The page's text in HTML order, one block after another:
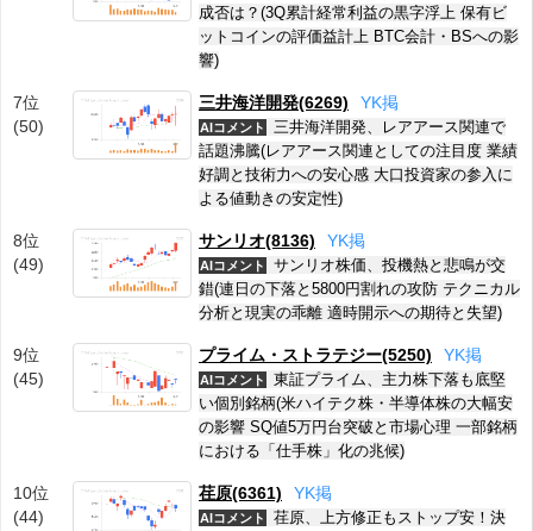
成否は？(3Q累計経常利益の黒字浮上 保有ビ
ットコインの評価益計上 BTC会計・BSへの影
響)
7位
(50)
三井海洋開発(6269) YK掲
AIコメント
三井海洋開発、レアアース関連で
話題沸騰(レアアース関連としての注目度 業績
好調と技術力への安心感 大口投資家の参入に
よる値動きの安定性)
8位
(49)
サンリオ(8136) YK掲
AIコメント
サンリオ株価、投機熱と悲鳴が交
錯(連日の下落と5800円割れの攻防 テクニカル
分析と現実の乖離 適時開示への期待と失望)
9位
(45)
プライム・ストラテジー(5250) YK掲
AIコメント
東証プライム、主力株下落も底堅
い個別銘柄(米ハイテク株・半導体株の大幅安
の影響 SQ値5万円台突破と市場心理 一部銘柄
における「仕手株」化の兆候)
10位
(44)
荏原(6361) YK掲
AIコメント
荏原、上方修正もストップ安！決